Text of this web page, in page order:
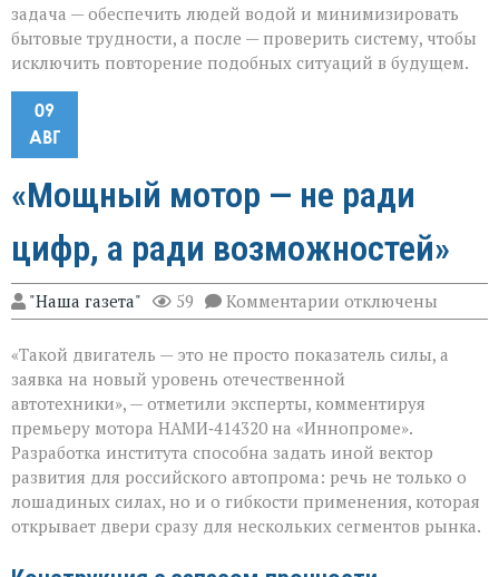
задача — обеспечить людей водой и минимизировать
бытовые трудности, а после — проверить систему, чтобы
исключить повторение подобных ситуаций в будущем.
09
АВГ
«Мощный мотор — не ради
цифр, а ради возможностей»
"Наша газета" 59 Комментарии к
записи
мотор — не
ради
а
ради
возможностей»
отключены
«Такой двигатель — это не просто показатель силы, а
заявка на новый уровень отечественной
автотехники», — отметили эксперты, комментируя
премьеру мотора НАМИ‑414320 на «Иннопроме».
Разработка института способна задать иной вектор
развития для российского автопрома: речь не только о
лошадиных силах, но и о гибкости применения, которая
открывает двери сразу для нескольких сегментов рынка.